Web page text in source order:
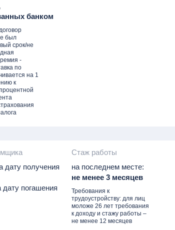
банком
был
срок/не
-
по
на 1
к
дату получения
дату погашения
Стаж работы
на последнем месте:
не менее 3 месяцев
Требования к
трудоустройству: для лиц
моложе 26 лет требования
к доходу и стажу работы –
не менее 12 месяцев